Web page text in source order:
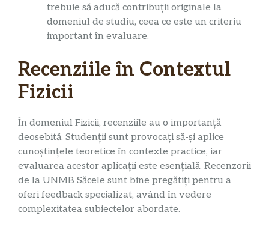
trebuie să aducă contribuții originale la
domeniul de studiu, ceea ce este un criteriu
important în evaluare.
Recenziile în Contextul
Fizicii
În domeniul Fizicii, recenziile au o importanță
deosebită. Studenții sunt provocați să-și aplice
cunoștințele teoretice în contexte practice, iar
evaluarea acestor aplicații este esențială. Recenzorii
de la UNMB Săcele sunt bine pregătiți pentru a
oferi feedback specializat, având în vedere
complexitatea subiectelor abordate.